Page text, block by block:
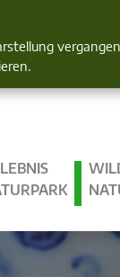
und